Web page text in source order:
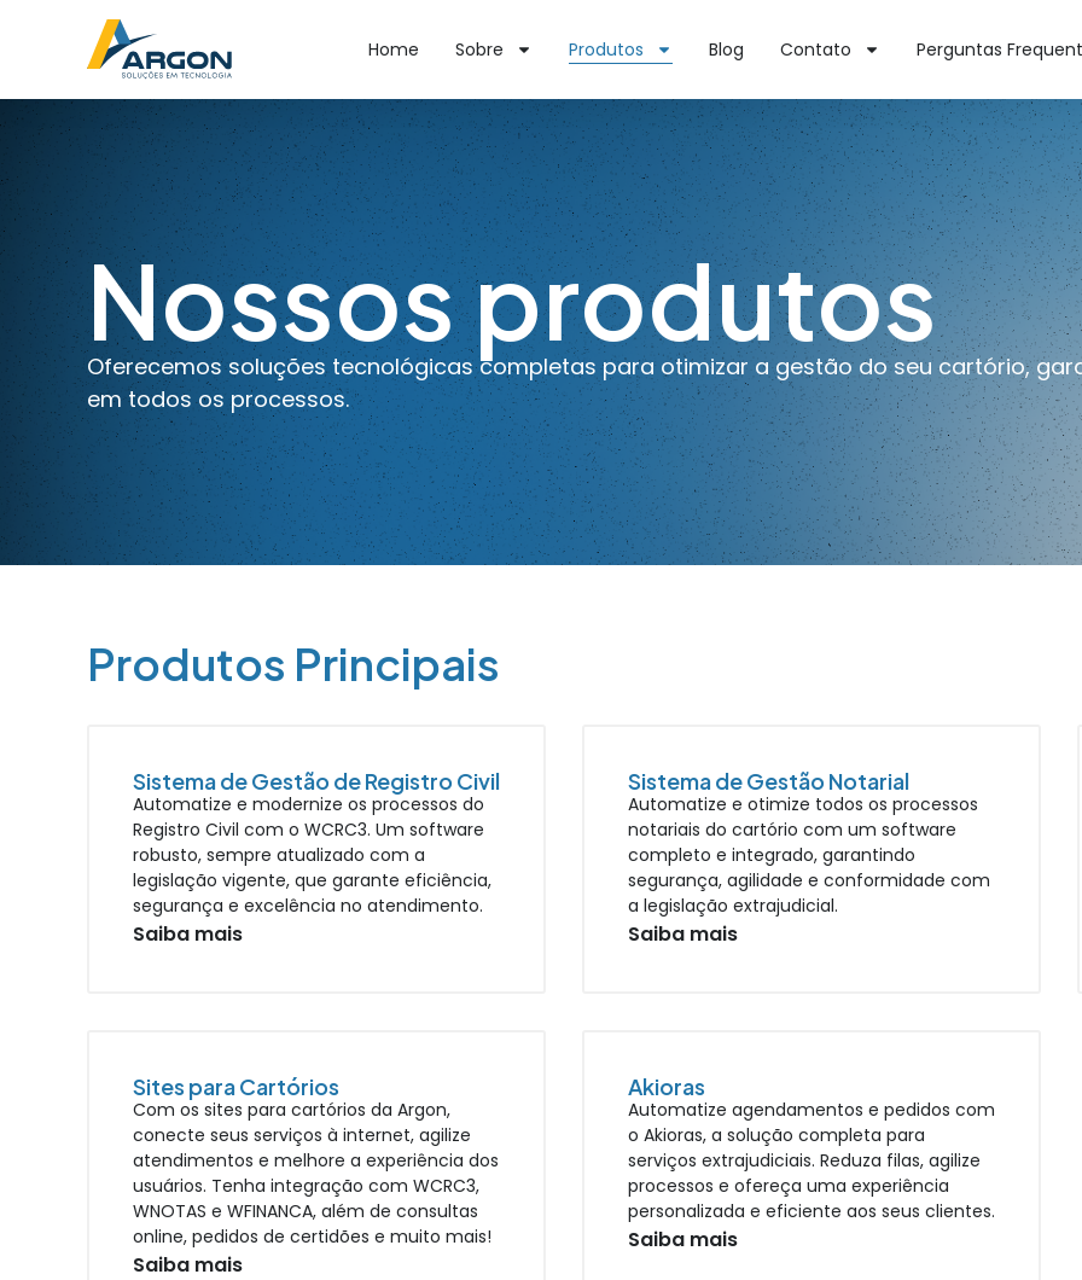
Home Sobre Produtos Blog Contato Perguntas
Nossos produtos
Oferecemos soluções tecnológicas completas para otimizar a gestão do seu cartório,
em todos os processos.
Produtos Principais
Sistema de Gestão de Registro Civil
Automatize e modernize os processos do
Registro Civil com o WCRC3. Um software
robusto, sempre atualizado com a
legislação vigente, que garante eficiência,
segurança e excelência no atendimento.
Saiba mais
Sistema de Gestão Notarial
Automatize e otimize todos os processos
notariais do cartório com um software
completo e integrado, garantindo
segurança, agilidade e conformidade com
a legislação extrajudicial.
Saiba mais
Sites para Cartórios
Com os sites para cartórios da Argon,
conecte seus serviços à internet, agilize
atendimentos e melhore a experiência dos
usuários. Tenha integração com WCRC3,
WNOTAS e WFINANCA, além de consultas
online, pedidos de certidões e muito mais!
Saiba mais
Akioras
Automatize agendamentos e pedidos com
o Akioras, a solução completa para
serviços extrajudiciais. Reduza filas, agilize
processos e ofereça uma experiência
personalizada e eficiente aos seus clientes.
Saiba mais